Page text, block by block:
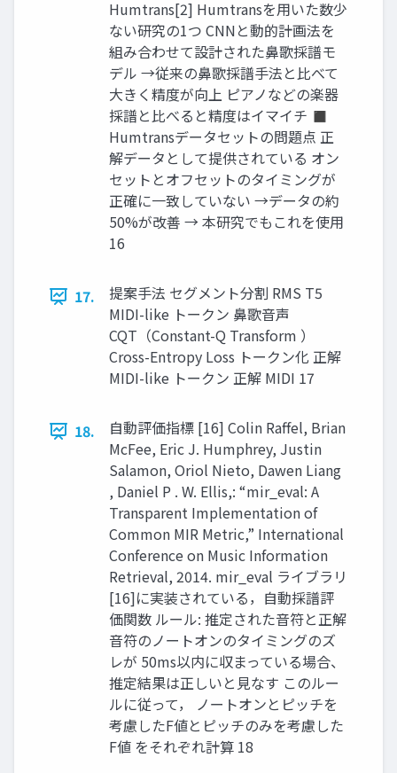
Humtrans[2] Humtransを用いた数少
ない研究の1つ CNNと動的計画法を
組み合わせて設計された鼻歌採譜モ
デル →従来の鼻歌採譜手法と比べて
大きく精度が向上 ピアノなどの楽器
採譜と比べると精度はイマイチ ◼
Humtransデータセットの問題点 正
解データとして提供されている オン
セットとオフセットのタイミングが
正確に一致していない →データの約
50%が改善 → 本研究でもこれを使用
16
17.
提案手法 セグメント分割 RMS T5
MIDI-like トークン 鼻歌音声
CQT（Constant-Q Transform ）
Cross-Entropy Loss トークン化 正解
MIDI-like トークン 正解 MIDI 17
18.
自動評価指標 [16] Colin Raﬀel, Brian
McFee, Eric J. Humphrey, Justin
Salamon, Oriol Nieto, Dawen Liang
, Daniel P . W. Ellis,: “mir_eval: A
Transparent Implementation of
Common MIR Metric,” International
Conference on Music Information
Retrieval, 2014. mir_eval ライブラリ
[16]に実装されている，自動採譜評
価関数 ルール: 推定された音符と正解
音符のノートオンのタイミングのズ
レが 50ms以内に収まっている場合、
推定結果は正しいと見なす このルー
ルに従って， ノートオンとピッチを
考慮したF値とピッチのみを考慮した
F値 をそれぞれ計算 18